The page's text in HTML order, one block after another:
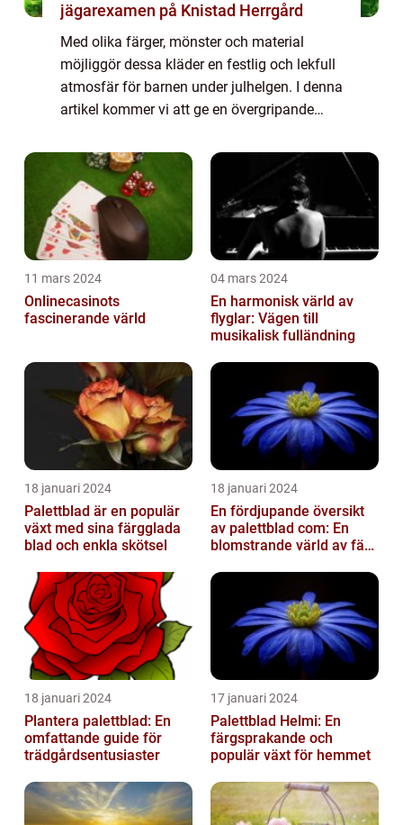
jägarexamen på Knistad Herrgård
Med olika färger, mönster och material
möjliggör dessa kläder en festlig och lekfull
atmosfär för barnen under julhelgen. I denna
artikel kommer vi att ge en övergripande
olika typer av julkläder, diskutera ...
11 mars 2024
Onlinecasinots
fascinerande värld
04 mars 2024
En harmonisk värld av
flyglar: Vägen till
musikalisk fulländning
18 januari 2024
Palettblad är en populär
växt med sina färgglada
blad och enkla skötsel
18 januari 2024
En fördjupande översikt
av palettblad com: En
blomstrande värld av färg
18 januari 2024
Plantera palettblad: En
omfattande guide för
trädgårdsentusiaster
17 januari 2024
Palettblad Helmi: En
färgsprakande och
populär växt för hemmet